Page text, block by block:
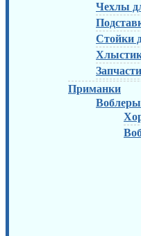
Чехлы
Стойки
Приманки
Воблеры